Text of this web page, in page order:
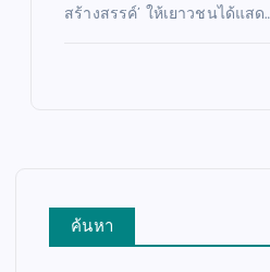
สร้างสรรค์’ ให้เยาวชนได้แสด
ค้นหา